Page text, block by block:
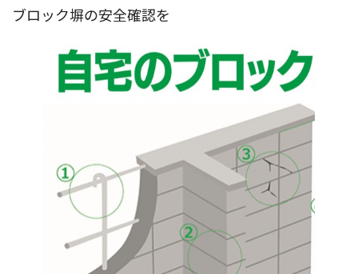
ブロック塀の安全確認を